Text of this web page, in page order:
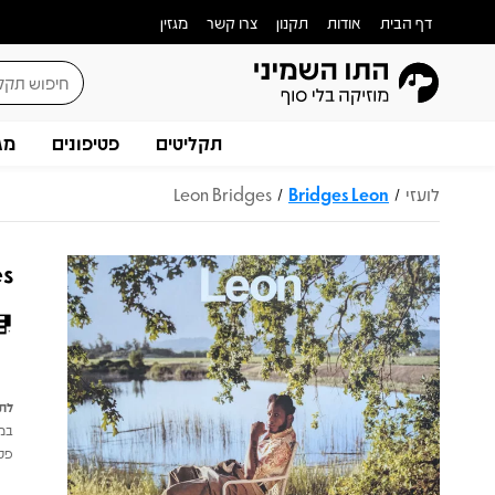
דף הבית אודות תקנון צרו קשר מגזין
תקליטים פטיפונים
לועזי /
Bridges Leon
/
Leon Bridges